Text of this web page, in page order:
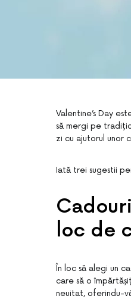
Valentine’s Day
să mergi pe
zi cu ajutorul unor
Iată trei sugestii
loc de
În loc să alegi un
care să o
neuitat, oferindu-